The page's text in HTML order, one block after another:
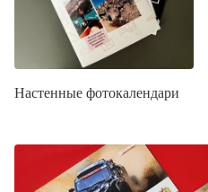
Настенные фотокалендари